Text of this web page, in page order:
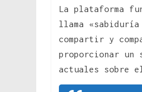
La plataforma
llama
compartir y
proporcionar
actuales sobre